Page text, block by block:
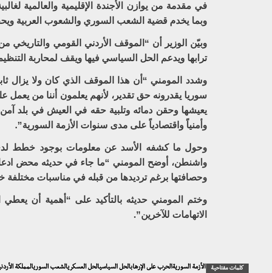
في مقدمة من يوازن الأجندة الإقليمية والعالمية
وبما يخدم قضية الشعب السوري والشعوب العربية
وبيّن الوزير أن “الموقف الأردني القومي والتاريخي
ترابها ويدعم الحل السياسي فيها ويقف لمحاربة
وشدد المومني “أن هذا الموقف الذي كان ولا يزال
سوريا يقدرونه حق تقدير، لأنهم يعلمون أننا من
يعيشها وحقن دمائه وتلبية حقه في العيش في بلد
وأمنياً واقتصادياً على مدى سنوات الأزمة السورية”.
وحول ما كشفه الأسد عن معلومات بوجود خطط
واشنطن، أوضح المومني “ما جاء في حديثه محض
وحصافتها برغم ترديدها من قبله في مناسبات مختلفة
وختم المومني حديثه بالتأكيد على “أهمية أن يعطي
الاتهامات للآخرين”.
كلمات مفتاحية الأزمة السوريةالحرب على الإرهابالحل السياسيالحل العسكريالشعب السوريالمملكة